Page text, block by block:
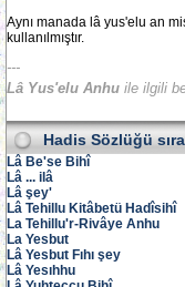
Aynı manada lâ yus'elu an
kullanılmıştır.
---
Lâ Yus'elu Anhu ile ilgili
Hadis Sözlüğü
Lâ Be'se Bihî
Lâ ... ilâ
Lâ şey'
Lâ Tehillu Kitâbetü Hadîsihî
La Tehillu'r-Rivâye Anhu
La Yesbut
Lâ Yesbut Fıhı şey
Lâ Yesıhhu